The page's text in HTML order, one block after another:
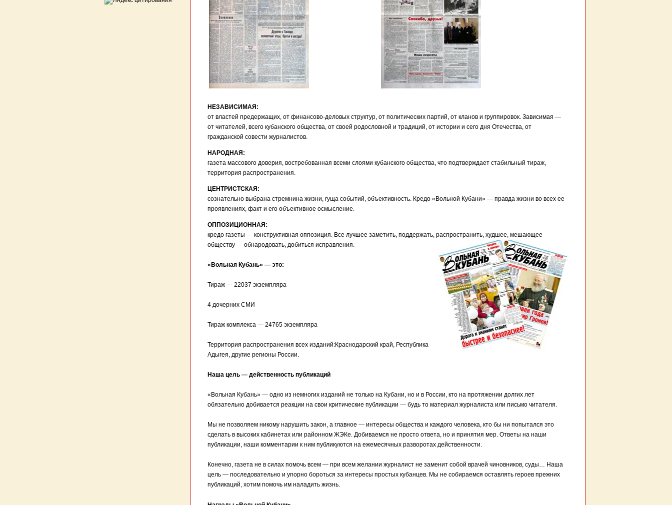
НЕЗАВИСИМАЯ:
от властей предержащих, от финансово-деловых структур, от политических партий, от кланов и группировок. Зависимая —
от читателей, всего кубанского общества, от своей родословной и традиций, от истории и сего дня Отечества, от
гражданской совести журналистов.
НАРОДНАЯ:
газета массового доверия, востребованная всеми слоями кубанского общества, что подтверждает стабильный тираж,
территория распространения.
ЦЕНТРИСТСКАЯ:
сознательно выбрана стремнина жизни, гуща событий, объективность. Кредо «Вольной Кубани» — правда жизни во всех ее
проявлениях, факт и его объективное осмысление.
ОППОЗИЦИОННАЯ:
кредо газеты — конструктивная оппозиция. Все лучшее заметить, поддержать, распространить, худшее, мешающее
обществу — обнародовать, добиться исправления.
«Вольная Кубань» — это:
Тираж — 22037 экземпляра
4 дочерних СМИ
Тираж комплекса — 24765 экземпляра
Территория распространения всех изданий:Краснодарский край, Республика
Адыгея, другие регионы России.
Наша цель — действенность публикаций
«Вольная Кубань» — одно из немногих изданий не только на Кубани, но и в России, кто на протяжении долгих лет
обязательно добивается реакции на свои критические публикации — будь то материал журналиста или письмо читателя.
Мы не позволяем никому нарушить закон, а главное — интересы общества и каждого человека, кто бы ни попытался это
сделать в высоких кабинетах или районном ЖЭКе. Добиваемся не просто ответа, но и принятия мер. Ответы на наши
публикации, наши комментарии к ним публикуются на ежемесячных разворотах действенности.
Конечно, газета не в силах помочь всем — при всем желании журналист не заменит собой врачей чиновников, суды… Наша
цель — последовательно и упорно бороться за интересы простых кубанцев. Мы не собираемся оставлять героев прежних
публикаций, хотим помочь им наладить жизнь.